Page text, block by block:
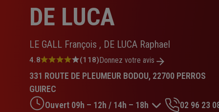
DE LUCA
LE GALL François , DE LUCA Raphael
Note
4.8
sur
5
étoiles
4.8 (118)Donnez votre avis
331 ROUTE DE PLEUMEUR BODOU, 22700 PERROS
GUIREC
Ouvert 09h – 12h / 14h – 18h
02 96 23